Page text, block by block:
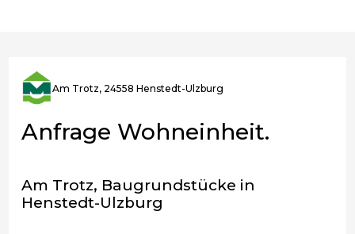
Am Trotz, 24558 Henstedt-Ulzburg
Anfrage Wohneinheit.
Am Trotz, Baugrundstücke in
Henstedt-Ulzburg